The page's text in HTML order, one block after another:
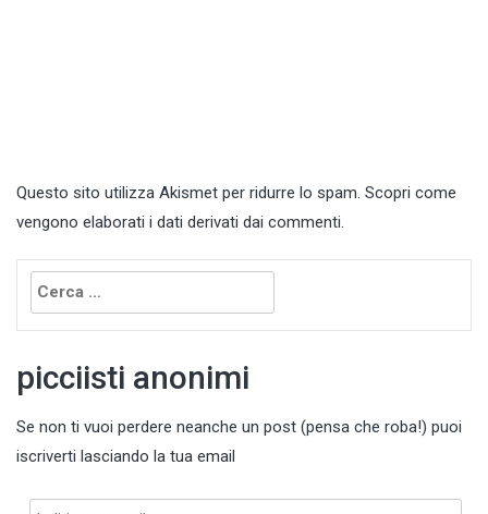
Questo sito utilizza Akismet per ridurre lo spam. Scopri come
vengono elaborati i dati derivati dai commenti.
Ricerca
per:
picciisti anonimi
Se non ti vuoi perdere neanche un post (pensa che roba!) puoi
iscriverti lasciando la tua email
Indirizzo